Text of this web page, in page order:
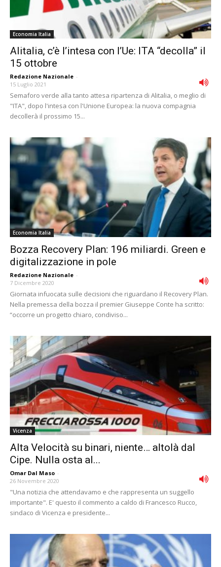
Economia Italia
Alitalia, c’è l’intesa con l’Ue: ITA “decolla” il
15 ottobre
Redazione Nazionale -
15 Luglio 2021
Semaforo verde alla tanto attesa ripartenza di Alitalia, o meglio di
"ITA", dopo l'intesa con l'Unione Europea: la nuova compagnia
decollerà il prossimo 15...
Economia Italia
Bozza Recovery Plan: 196 miliardi. Green e
digitalizzazione in pole
Redazione Nazionale -
7 Dicembre 2020
Giornata infuocata sulle decisioni che riguardano il Recovery Plan.
Nella premessa della bozza il premier Giuseppe Conte ha scritto:
“occorre un progetto chiaro, condiviso...
Vicenza
Alta Velocità su binari, niente… altolà dal
Cipe. Nulla osta al...
Omar Dal Maso -
26 Novembre 2020
"Una notizia che attendavamo e che rappresenta un suggello
importante". E' questo il commento a caldo di Francesco Rucco,
sindaco di Vicenza e presidente...